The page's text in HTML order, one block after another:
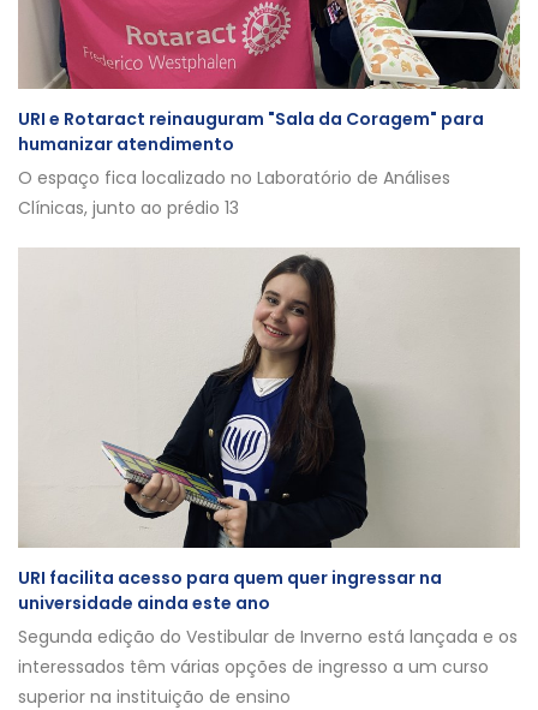
URI e Rotaract reinauguram "Sala da Coragem" para
humanizar atendimento
O espaço fica localizado no Laboratório de Análises
Clínicas, junto ao prédio 13
URI facilita acesso para quem quer ingressar na
universidade ainda este ano
Segunda edição do Vestibular de Inverno está lançada e os
interessados têm várias opções de ingresso a um curso
superior na instituição de ensino